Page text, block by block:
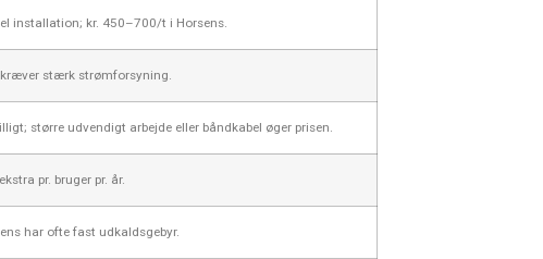
installation; kr. 450–700/t i Horsens.
stærk strømforsyning.
større udvendigt arbejde eller båndkabel øger prisen.
pr. bruger pr. år.
har ofte fast udkaldsgebyr.